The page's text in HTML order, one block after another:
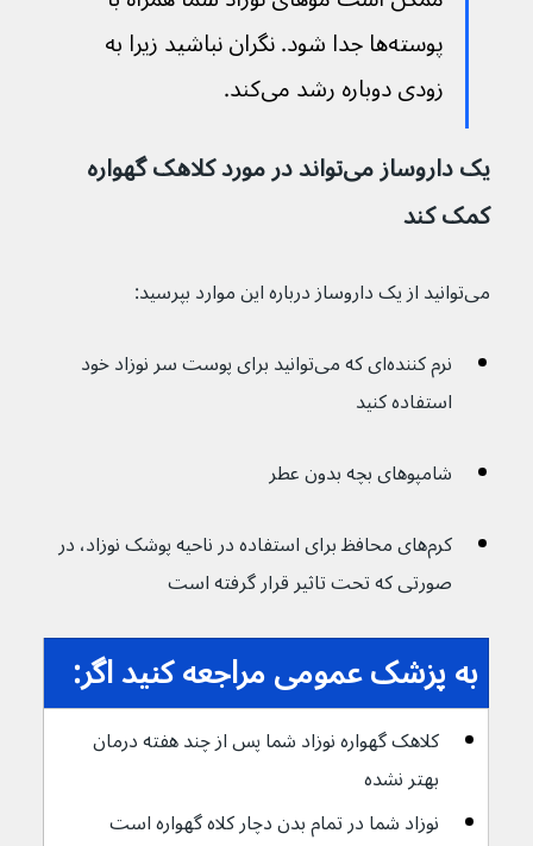
پوسته‌ها جدا شود. نگران نباشید زیرا به
زودی دوباره رشد می‌کند.
یک داروساز می‌تواند در مورد کلاهک گهواره
کمک کند
می‌توانید از یک داروساز درباره این موارد بپرسید:
نرم کننده‌ای که می‌توانید برای پوست سر نوزاد خود
استفاده کنید
شامپوهای بچه بدون عطر
کرم‌های محافظ برای استفاده در ناحیه پوشک نوزاد، در
صورتی که تحت تاثیر قرار گرفته است
به پزشک عمومی مراجعه کنید اگر:
کلاهک گهواره نوزاد شما پس از چند هفته درمان
بهتر نشده
نوزاد شما در تمام بدن دچار کلاه گهواره است